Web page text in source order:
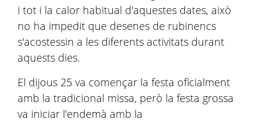
i tot i la calor habitual d'aquestes dates, això
no ha impedit que desenes de rubinencs
s'acostessin a les diferents activitats durant
aquests dies.
El dijous 25 va començar la festa oficialment
amb la tradicional missa, però la festa grossa
va iniciar l'endemà amb la